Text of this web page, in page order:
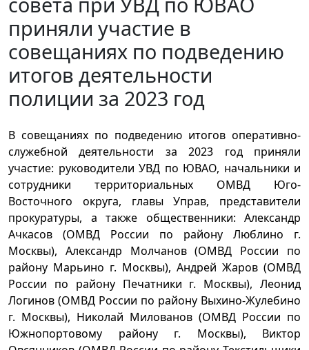
приняли участие в
совещаниях по подведению
итогов деятельности
полиции за 2023 год
В совещаниях по подведению итогов оперативно-
служебной деятельности за 2023 год приняли
участие: руководители УВД по ЮВАО, начальники и
сотрудники территориальных ОМВД Юго-
Восточного округа, главы Управ, представители
прокуратуры, а также общественники: Александр
Ачкасов (ОМВД России по району Люблино г.
Москвы), Александр Молчанов (ОМВД России по
району Марьино г. Москвы), Андрей Жаров (ОМВД
России по району Печатники г. Москвы), Леонид
Логинов (ОМВД России по району Выхино-Жулебино
г. Москвы), Николай Милованов (ОМВД России по
Южнопортовому району г. Москвы), Виктор